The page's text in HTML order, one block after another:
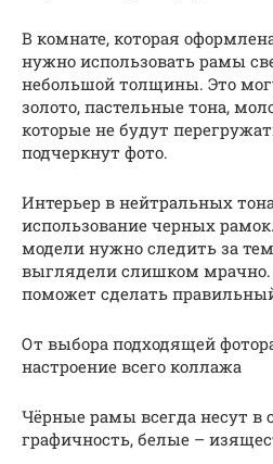
В комнате, которая
нужно использовать рамы
небольшой толщины. Это
золото, пастельные тона,
которые не будут
подчеркнут фото.
Интерьер в нейтральных
использование черных
модели нужно следить за
выглядели слишком
поможет сделать
От выбора подходящей
настроение всего коллажа
Чёрные рамы всегда несут в
графичность, белые –